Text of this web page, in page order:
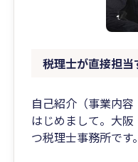
税理士が直接担
自己紹介（事業内容
はじめまして。大
つ税理士事務所です。